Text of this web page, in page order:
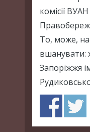
комісії
То, може,
вшанувати:
Запоріжжя